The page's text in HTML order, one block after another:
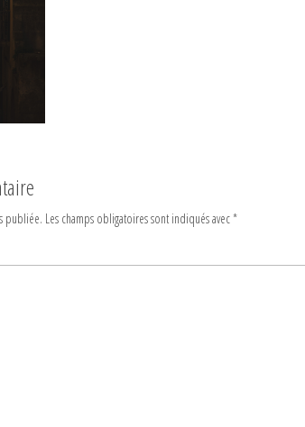
publiée. Les champs obligatoires sont indiqués avec*